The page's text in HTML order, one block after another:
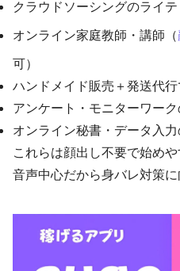
クラウドソーシングのライ
オンライン家庭教師・講師（
可）
ハンドメイド販売＋発送代
アンケート・モニターワー
オンライン秘書・データ入
これらは顔出し不要で始め
音声中心だから身バレ対策に